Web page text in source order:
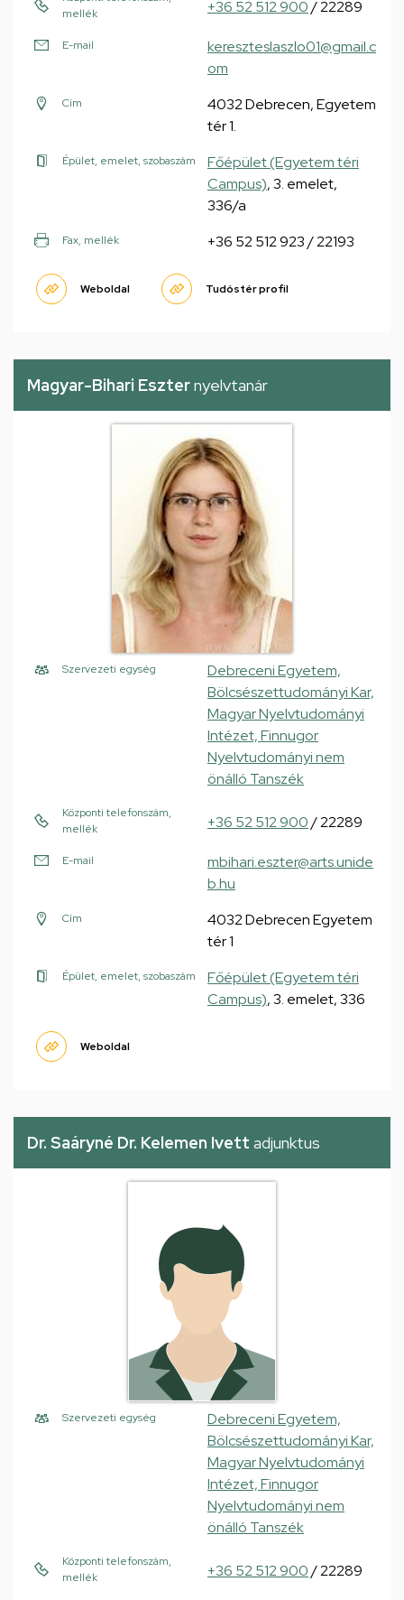
mellék
+36 52 512 900/ 22289
E-mail
kereszteslaszlo01@gmail.c
om
Cím
4032 Debrecen, Egyetem
tér 1.
Épület, emelet, szobaszám
Főépület (Egyetem téri
Campus), 3. emelet,
336/a
Fax, mellék +36 52 512 923 / 22193
Weboldal Tudóstér profil
Magyar-Bihari Eszternyelvtanár
Szervezeti egység
Debreceni Egyetem,
Bölcsészettudományi Kar,
Magyar Nyelvtudományi
Intézet, Finnugor
Nyelvtudományi nem
önálló Tanszék
Központi telefonszám,
mellék
+36 52 512 900/ 22289
E-mail
mbihari.eszter@arts.unide
b.hu
Cím
4032 Debrecen Egyetem
tér 1
Épület, emelet, szobaszám
Főépület (Egyetem téri
Campus), 3. emelet, 336
Weboldal
Dr. Saáryné Dr. Kelemen Ivett adjunktus
Szervezeti egység
Debreceni Egyetem,
Bölcsészettudományi Kar,
Magyar Nyelvtudományi
Intézet, Finnugor
Nyelvtudományi nem
önálló Tanszék
Központi telefonszám,
mellék
+36 52 512 900/ 22289